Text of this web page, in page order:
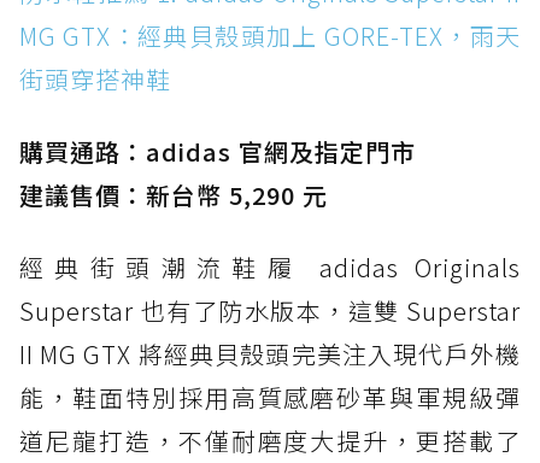
頭穿搭神鞋
防水鞋推薦 2. New Balance Hierro v9 GORE-
防水鞋推薦 3. Nike Dunk Low GORE-TEX：
經典 Dunk 輪廓加上防水科技，雨天穿搭帥度不
打折
防水鞋推薦 4. ASICS TRABUCO 14 GTX：搭
載 GORE-TEX 隱形貼合科技，全方位防水神鞋
防水鞋推薦 5. Salomon XT-6 GORE-TEX：潮
人必備山系鞋王！防滑、防水與街頭顏值一次攻
頂
防水鞋推薦 6. HOKA Stinson Evo GTX：越野
MG GTX：經典貝殼頭加上 GORE-TEX，雨天
街頭穿搭神鞋
購買通路：adidas 官網及指定門市
建議售價：新台幣 5,290 元
經典街頭潮流鞋履 adidas Originals
Superstar 也有了防水版本，這雙 Superstar
II MG GTX 將經典貝殼頭完美注入現代戶外機
能，鞋面特別採用高質感磨砂革與軍規級彈
道尼龍打造，不僅耐磨度大提升，更搭載了